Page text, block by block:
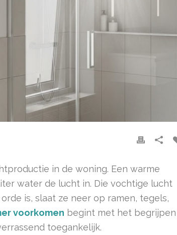
in de woning. Een warme
water de lucht in. Die vochtige lucht
is, slaat ze neer op ramen, tegels,
voorkomen begint met het begrijpen
toegankelijk.